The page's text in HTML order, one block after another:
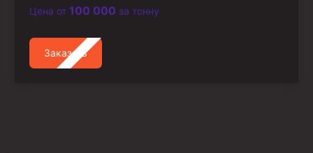
Цена от 100 000 за тонну
Заказать